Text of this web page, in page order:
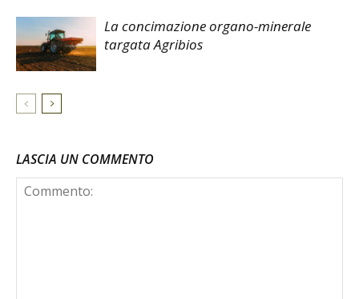
La concimazione organo-minerale
targata Agribios
LASCIA UN COMMENTO